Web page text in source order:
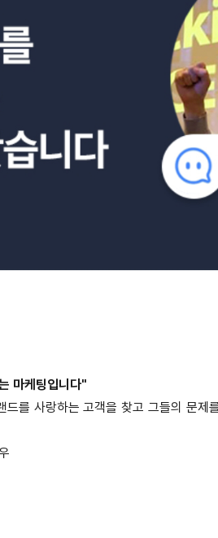
마케팅입니다"
를 사랑하는 고객을 찾고 그들의 문제